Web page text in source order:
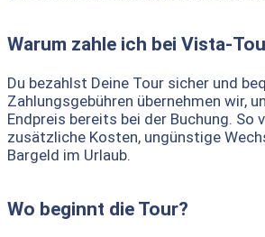
Warum zahle ich bei Vista-
Du bezahlst Deine Tour sicher und
Zahlungsgebühren übernehmen wir,
Endpreis bereits bei der Buchung. So
zusätzliche Kosten, ungünstige
Bargeld im Urlaub.
Wo beginnt die Tour?